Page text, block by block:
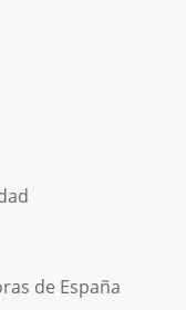
de España